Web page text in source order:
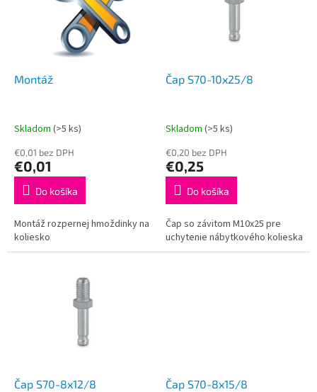
Montáž
Skladom (>5 ks)
€0,01 bez DPH
€0,01
Do košíka
Montáž rozpernej hmoždinky na
koliesko
Čap S70-10x25/8
Skladom (>5 ks)
€0,20 bez DPH
€0,25
Do košíka
Čap so závitom M10x25 pre
uchytenie nábytkového kolieska
Čap S70-8x12/8 Čap S70-8x15/8